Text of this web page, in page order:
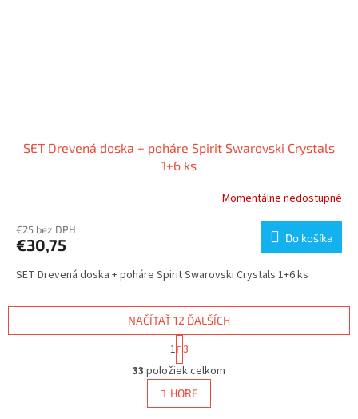
SET Drevená doska + poháre Spirit Swarovski Crystals
1+6 ks
Momentálne nedostupné
€25 bez DPH
€30,75 Do košíka
SET Drevená doska + poháre Spirit Swarovski Crystals 1+6 ks
O
v
l
á
NAČÍTAŤ 12 ĎALŠÍCH
S
t
r
á
n
k
1 3
33 položiek celkom
HORE